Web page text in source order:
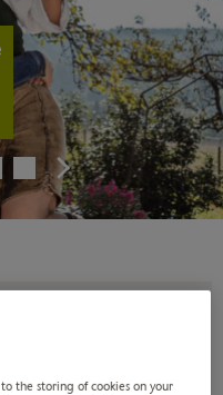
the storing of cookies on your